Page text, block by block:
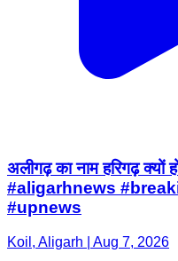
अलीगढ़ का नाम हरिगढ़ क्यों
#aligarhnews
#upnews
Koil, Aligarh | Aug 7, 2026